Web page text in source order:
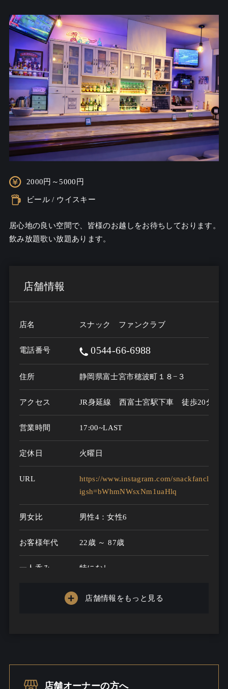
2000円～5000円
ビール / ウイスキー
居心地の良い空間で、皆様のお越しをお待ちしております。
飲み放題歌い放題あります。
店舗情報
店名 スナック ファンクラブ
電話番号 0544-66-6988
住所 静岡県富士宮市穂波町１８−３
アクセス JR身延線　西富士宮駅下車　徒歩20分
営業時間 17:00~LAST
定休日 火曜日
URL
https://www.instagram.com/
igsh=bWhmNWsxNm1uaHlq
男女比 男性4：女性6
お客様年代 22歳 ～ 87歳
一人呑み
特になし
一人呑み
ワイワイ / 出会いあるかも
店舗情報をもっと見る
店舗オーナーの方へ